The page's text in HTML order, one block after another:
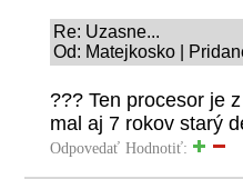
Re: Uzasne...
Od: Matejkosko |
??? Ten procesor je
mal aj 7 rokov starý
Odpovedať Hodnotiť: